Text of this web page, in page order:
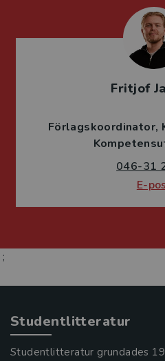
Fritjof
Förlagskoordinator
046-31
E-
;
Studentlitteratur
Studentlitteratur grundades